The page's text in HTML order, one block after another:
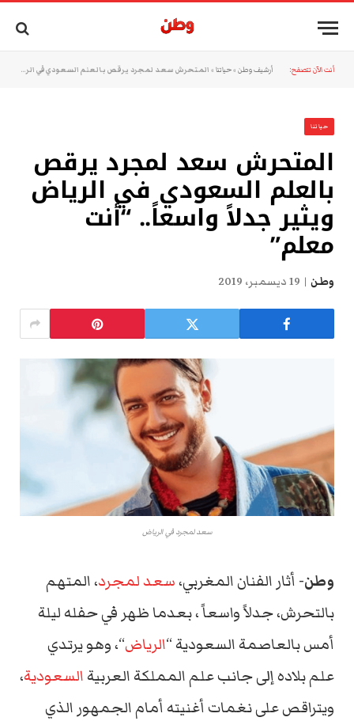
أنت الآن تتصفح: أرشيف وطن »حياتنا » المتحرش سعد لمجرد يرقص بالعلم السعودي في الرياض ويثير جدلاً واسعاً.. “أنت معلم”
حياتنا
المتحرش سعد لمجرد يرقص
بالعلم السعودي في الرياض
ويثير جدلاً واسعاً.. “أنت
معلم”
وطن 19 ديسمبر، 2019
سعد لمجرد في الرياض
وطن- أثار الفنان المغربي،سعد لمجرد، المتهم
بالتحرش، جدلاً واسعاً ، بعدما ظهر في حفله ليلة
أمس بالعاصمة السعودية “الرياض“، وهو يرتدي
علم بلاده إلى جانب علم المملكة العربيةالسعودية،
ويتراقص على نغمات أغنيته أمام الجمهور الذي